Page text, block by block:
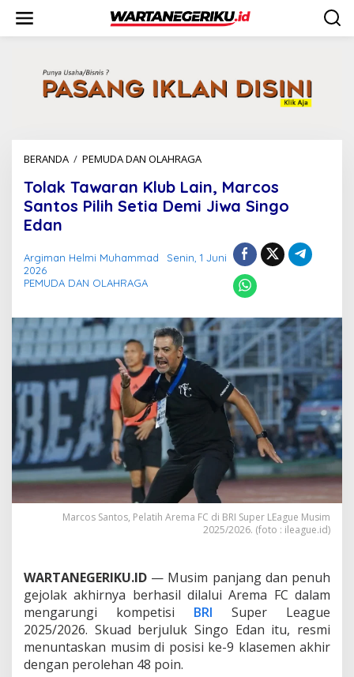
w
BERANDA / PEMUDA DAN OLAHRAGA
l
w
n
K
u
M
c
o
s
t
o
s
P
i
l
Tolak Tawaran Klub Lain, Marcos
Santos Pilih Setia Demi Jiwa Singo
Edan
Argiman Helmi Muhammad
Senin, 1 Juni
2026
PEMUDA DAN OLAHRAGA
Marcos Santos, Pelatih Arema FC di BRI Super LEague Musim
2025/2026. (foto : ileague.id)
WARTANEGERIKU.ID — Musim panjang dan penuh
gejolak akhirnya berhasil dilalui Arema FC dalam
mengarungi kompetisi BRI Super League
2025/2026. Skuad berjuluk Singo Edan itu, resmi
menuntaskan musim di posisi ke-9 klasemen akhir
dengan perolehan 48 poin.